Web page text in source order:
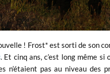
! Frost* est sorti de son
. Et cinq ans, c’est long même
n’étaient pas au niveau des